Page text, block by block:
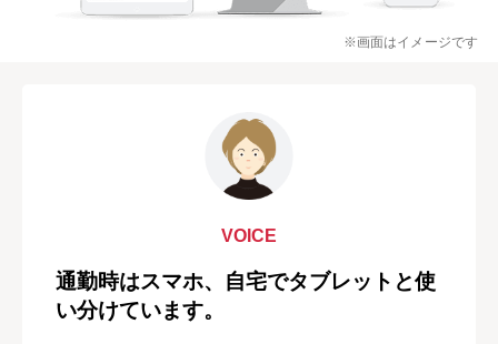
※画面はイメージです
VOICE
通勤時はスマホ、自宅でタブレットと使
い分けています。